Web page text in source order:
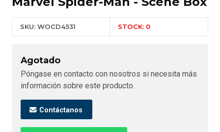
SKU: WOCD4531 STOCK: 0
Agotado
Póngase en contacto con nosotros si necesita más
información sobre este producto.
Contáctanos